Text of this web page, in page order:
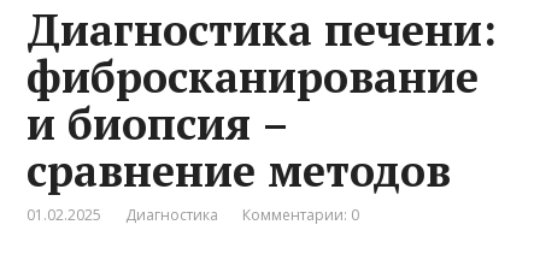
Диагностика печени:
фибросканирование
и биопсия –
сравнение методов
01.02.2025 Диагностика Комментарии: 0